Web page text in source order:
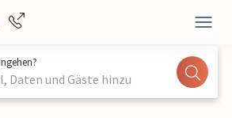
Daten und Gäste hinzu